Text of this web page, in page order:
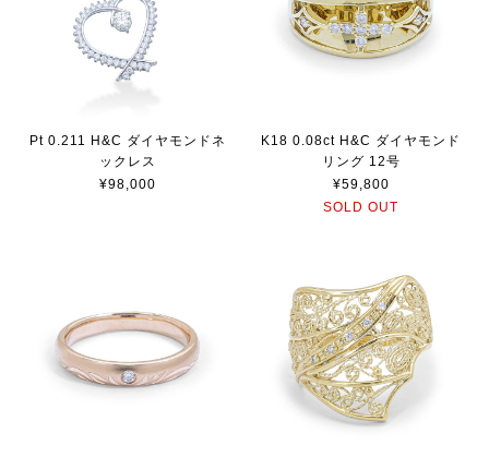
Pt 0.211 H&C ダイヤモンドネ
ックレス
¥98,000
K18 0.08ct H&C ダイヤモンド
リング 12号
¥59,800
SOLD OUT